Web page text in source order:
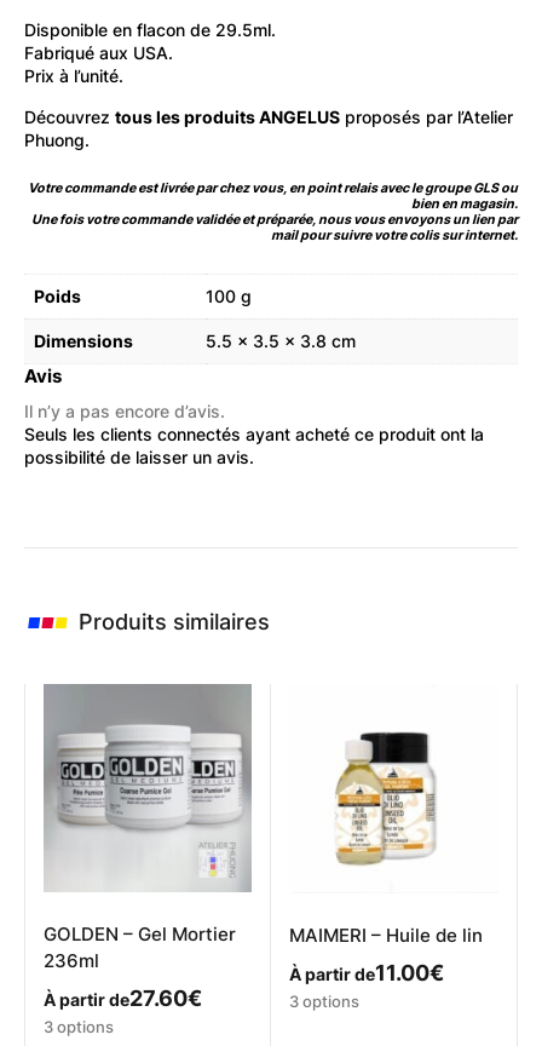
Disponible en flacon de 29.5ml.
Fabriqué aux USA.
Prix à l’unité.
Découvrez tous les produits ANGELUS proposés par l’Atelier
Phuong.
Votre commande est livrée par chez vous, en point relais avec le groupe GLS ou
bien en magasin.
Une fois votre commande validée et préparée, nous vous envoyons un lien par
mail pour suivre votre colis sur internet.
Poids 100 g
Dimensions 5.5 × 3.5 × 3.8 cm
Avis
Il n’y a pas encore d’avis.
Seuls les clients connectés ayant acheté ce produit ont la
possibilité de laisser un avis.
Produits similaires
GOLDEN – Gel Mortier
236ml
À partir de27.60€
Ce
3 options
MAIMERI – Huile de lin
À partir de11.00€
Ce
3 options